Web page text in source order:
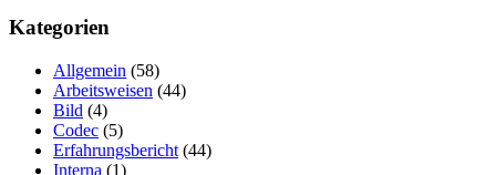
Kategorien
Allgemein (58)
Arbeitsweisen (44)
Bild (4)
Codec (5)
Erfahrungsbericht (44)
Interna (1)